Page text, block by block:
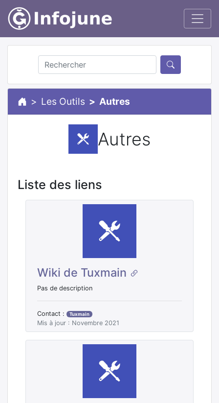
Les Outils Autres
Autres
Liste des liens
Wiki de Tuxmain
Pas de description
Contact : Tuxmain
Mis à jour : Novembre 2021